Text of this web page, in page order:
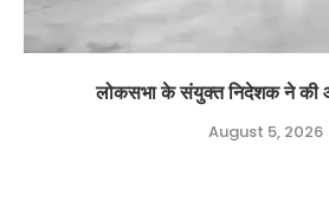
लोकसभा के संयुक्त निदेशक ने की
August 5, 2026